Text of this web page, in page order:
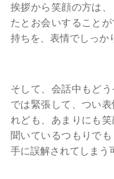
挨拶から笑顔の方は
たとお会いすること
持ちを、表情でしっか
そして、会話中もど
では緊張して、つい
れども、あまりにも
聞いているつもりで
手に誤解されてしまう